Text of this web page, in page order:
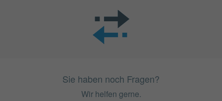
Sie haben noch Fragen?
Wir helfen gerne.